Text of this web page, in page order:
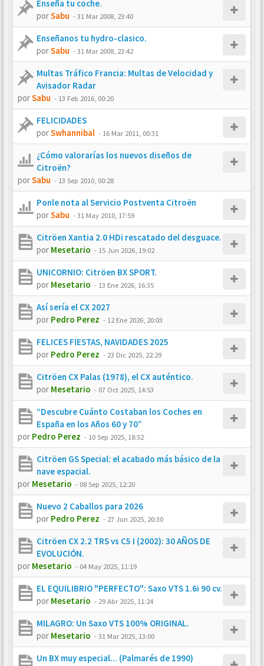
Enseña tu coche.
porSabu -31 Mar 2008, 23:40
Enseñanos tu hydro-clasico.
porSabu -31 Mar 2008, 23:42
Multas Tráfico Francia: Multas de Velocidad y
Avisador Radar
porSabu - 13 Feb 2016, 00:20
FELICIDADES
porSwhannibal - 16 Mar 2011, 00:31
¿Cómo valorarías los nuevos diseños de
Citroën?
porSabu - 13 Sep 2010, 00:28
Ponle nota al Servicio Postventa Citroën
porSabu -31 May 2010, 17:59
Citröen Xantia 2.0 HDi rescatado del desguace.
por Mesetario - 15 Jun 2026, 19:02
UNICORNIO: Citröen BX SPORT.
por Mesetario - 13 Ene 2026, 16:35
Así sería el CX 2027
por Pedro Perez - 12 Ene 2026, 20:03
FELICES FIESTAS, NAVIDADES 2025
por Pedro Perez - 23 Dic 2025, 22:29
Citröen CX Palas (1978), el CX auténtico.
por Mesetario - 07 Oct 2025, 14:53
“Descubre Cuánto Costaban los Coches en
España en los Años 60 y 70”
por Pedro Perez - 10 Sep 2025, 18:52
Citröen GS Special: el acabado más básico de la
nave espacial.
por Mesetario - 08 Sep 2025, 12:20
Nuevo 2 Caballos para 2026
por Pedro Perez - 27 Jun 2025, 20:30
Citröen CX 2.2 TRS vs C5 I (2002): 30 AÑOS DE
EVOLUCIÓN.
por Mesetario - 04 May 2025, 11:19
EL EQUILIBRIO "PERFECTO": Saxo VTS 1.6i 90 cv.
por Mesetario - 29 Abr 2025, 11:24
MILAGRO: Un Saxo VTS 100% ORIGINAL.
por Mesetario -31 Mar 2025, 13:00
Un BX muy especial... (Palmarés de 1990)